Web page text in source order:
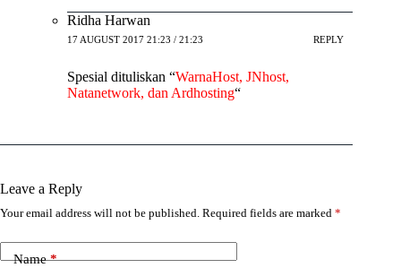
Ridha Harwan
17 AUGUST 2017 21:23 / 21:23 REPLY
Spesial dituliskan “WarnaHost, JNhost,
Natanetwork, dan Ardhosting“
Leave a Reply
Your email address will not be published. Required fields are marked *
Name*